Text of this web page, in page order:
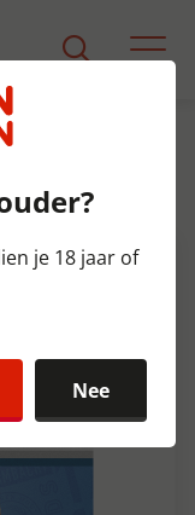
20 ltr
je 18 jaar of
Nee